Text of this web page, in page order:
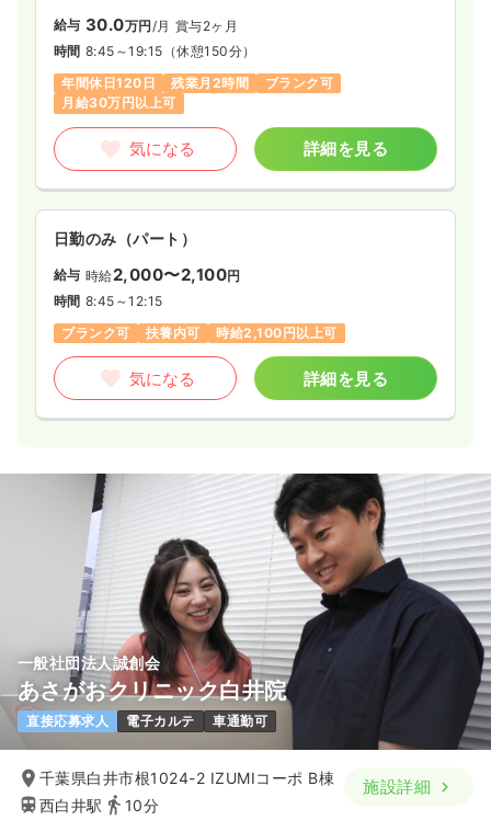
給与 30.0万円 /月 賞与2ヶ月
時間 8:45～19:15 （休憩150分）
年間休日120日
残業月2時間
ブランク可
月給30万円以上可
気になる 詳細を見る
日勤のみ（パート）
給与 時給2,000〜2,100円
時間 8:45～12:15
ブランク可
扶養内可 時給2,100円以上可
気になる 詳細を見る
一般社団法人誠創会
あさがおクリニック白井院
直接応募求人 電子カルテ 車通勤可
千葉県白井市根1024-2 IZUMIコーポ B棟
西白井駅
10分
施設詳細